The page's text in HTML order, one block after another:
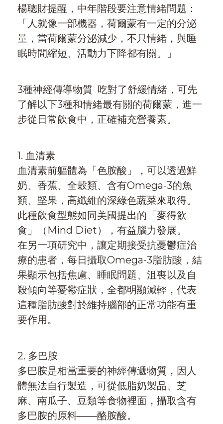
楊聰財提醒，中年階段要注意情緒問題：
「人就像一部機器，荷爾蒙有一定的分泌
量，當荷爾蒙分泌減少，不只情緒，與睡
眠時間縮短、活動力下降都有關。」
3種神經傳導物質 吃對了舒緩情緒，可先
了解以下3種和情緒最有關的荷爾蒙，進一
步從日常飲食中，正確補充營養素。
1. 血清素
血清素前軀體為「色胺酸」，可以透過鮮
奶、香蕉、全穀類、含有Omega-3的魚
類、堅果，高纖維的深綠色蔬菜來取得。
此種飲食型態如同美國提出的「麥得飲
食」（Mind Diet），有益腦力發展。
在另一項研究中，讓定期接受抗憂鬱症治
療的患者，每日攝取Omega-3脂肪酸，結
果顯示包括焦慮、睡眠問題、沮喪以及自
殺傾向等憂鬱症狀，全都明顯減輕，代表
這種脂肪酸對於維持腦部的正常功能有重
要作用。
2. 多巴胺
多巴胺是相當重要的神經傳遞物質，因人
體無法自行製造，可從低脂奶製品、芝
麻、南瓜子、豆類等食物裡面，攝取含有
多巴胺的原料——酪胺酸。